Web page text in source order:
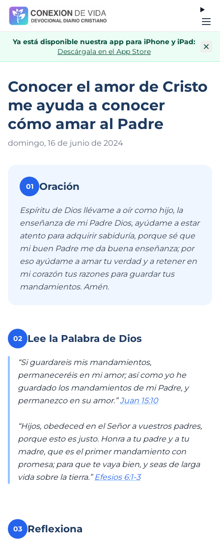
Ya está disponible nuestra app para iPhone y iPad:
Descárgala en el App Store
Conocer el amor de Cristo
me ayuda a conocer
cómo amar al Padre
domingo, 16 de junio de 2024
01 Oración
Espíritu de Dios llévame a oír como hijo, la
enseñanza de mi Padre Dios, ayúdame a estar
atento para adquirir sabiduría, porque sé que
mi buen Padre me da buena enseñanza; por
eso ayúdame a amar tu verdad y a retener en
mi corazón tus razones para guardar tus
mandamientos. Amén.
02 Lee la Palabra de Dios
“Si guardareis mis mandamientos,
permaneceréis en mi amor; así como yo he
guardado los mandamientos de mi Padre, y
permanezco en su amor.”Juan 15:10
“Hijos, obedeced en el Señor a vuestros padres,
porque esto es justo. Honra a tu padre y a tu
madre, que es el primer mandamiento con
promesa; para que te vaya bien, y seas de larga
vida sobre la tierra.” Efesios 6:1-3
03 Reflexiona